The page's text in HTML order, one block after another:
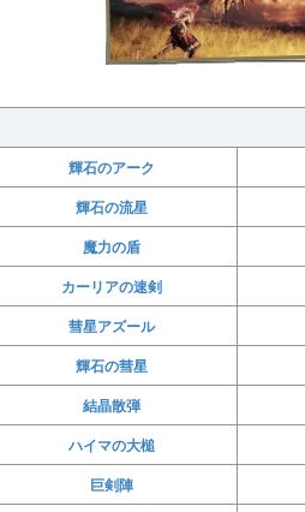
輝石のアーク
輝石の流星
魔力の盾
カーリアの速剣
彗星アズール
輝石の彗星
結晶散弾
ハイマの大槌
巨剣陣